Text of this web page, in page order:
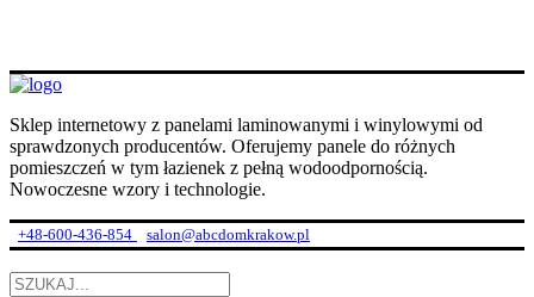
Sklep internetowy z panelami laminowanymi i winylowymi od
sprawdzonych producentów. Oferujemy panele do różnych
pomieszczeń w tym łazienek z pełną wodoodpornością.
Nowoczesne wzory i technologie.
+48-600-436-854 salon@abcdomkrakow.pl